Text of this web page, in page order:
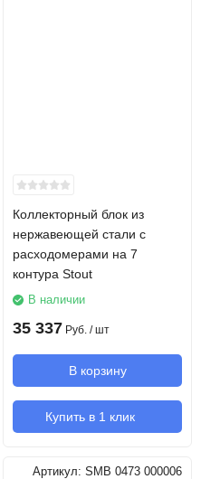
Коллекторный блок из
нержавеющей стали с
расходомерами на 7
контура Stout
В наличии
35 337 Руб. / шт
В корзину
Купить в 1 клик
Артикул: SMB 0473 000006